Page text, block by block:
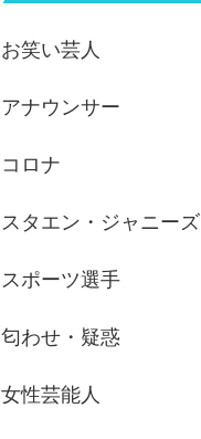
お笑い芸人
アナウンサー
コロナ
スタエン・ジャニーズ
スポーツ選手
匂わせ・疑惑
女性芸能人